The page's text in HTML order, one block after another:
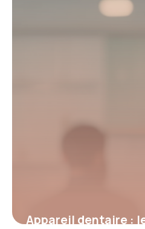
Appareil dentaire :